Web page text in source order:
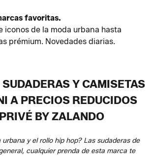
favoritas.
iconos de la moda urbana hasta
prémium. Novedades diarias.
Y CAMISETAS
A PRECIOS REDUCIDOS
BY ZALANDO
urbana y el rollo hip hop? Las sudaderas de
cualquier prenda de esta marca te